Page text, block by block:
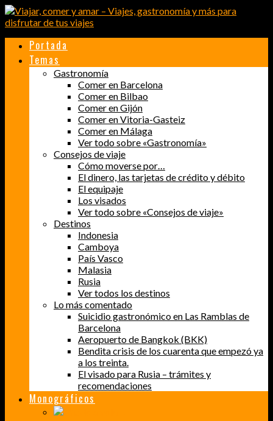
Portada
Temas
Gastronomía
Comer en Barcelona
Comer en Bilbao
Comer en Gijón
Comer en Vitoria-Gasteiz
Comer en Málaga
Ver todo sobre «Gastronomía»
Consejos de viaje
Cómo moverse por…
El dinero, las tarjetas de crédito y débito
El equipaje
Los visados
Ver todo sobre «Consejos de viaje»
Destinos
Indonesia
Camboya
País Vasco
Malasia
Rusia
Ver todos los destinos
Lo más comentado
Suicidio gastronómico en Las Ramblas de
Barcelona
Aeropuerto de Bangkok (BKK)
Bendita crisis de los cuarenta que empezó ya
a los treinta.
El visado para Rusia – trámites y
recomendaciones
Monográficos